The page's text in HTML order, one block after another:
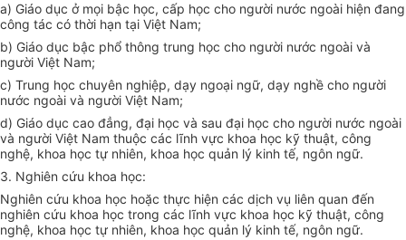
a) Giáo dục ở mọi bậc học, cấp học cho người nước ngoài hiện đang
công tác có thời hạn tại Việt Nam;
b) Giáo dục bậc phổ thông trung học cho người nước ngoài và
người Việt Nam;
c) Trung học chuyên nghiệp, dạy ngoại ngữ, dạy nghề cho người
nước ngoài và người Việt Nam;
d) Giáo dục cao đẳng, đại học và sau đại học cho người nước ngoài
và người Việt Nam thuộc các lĩnh vực khoa học kỹ thuật, công
nghệ, khoa học tự nhiên, khoa học quản lý kinh tế, ngôn ngữ.
3. Nghiên cứu khoa học:
Nghiên cứu khoa học hoặc thực hiện các dịch vụ liên quan đến
nghiên cứu khoa học trong các lĩnh vực khoa học kỹ thuật, công
nghệ, khoa học tự nhiên, khoa học quản lý kinh tế, ngôn ngữ.